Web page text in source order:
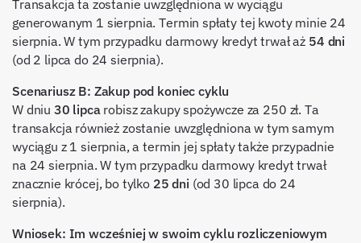
Transakcja ta zostanie uwzględniona w wyciągu
generowanym 1 sierpnia. Termin spłaty tej kwoty minie 24
sierpnia. W tym przypadku darmowy kredyt trwał aż 54 dni
(od 2 lipca do 24 sierpnia).
Scenariusz B: Zakup pod koniec cyklu
W dniu 30 lipcarobisz zakupy spożywcze za 250 zł. Ta
transakcja również zostanie uwzględniona w tym samym
wyciągu z 1 sierpnia, a termin jej spłaty także przypadnie
na 24 sierpnia. W tym przypadku darmowy kredyt trwał
znacznie krócej, bo tylko 25 dni (od 30 lipca do 24
sierpnia).
Wniosek: Im wcześniej w swoim cyklu rozliczeniowym